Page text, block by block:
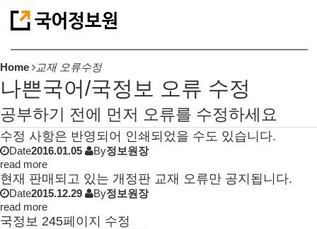
Home 교재 오류수정
나쁜국어/국정보 오류 수정
공부하기 전에 먼저 오류를 수정하세요
수정 사항은 반영되어 인쇄되었을 수도 있습니다.
Date2016.01.05 By정보원장
read more
현재 판매되고 있는 개정판 교재 오류만 공지됩니다.
Date2015.12.29 By정보원장
read more
국정보 245페이지 수정